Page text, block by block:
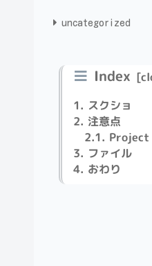
uncategorized
Index
スクショ
注意点
Project
ファイル
おわり